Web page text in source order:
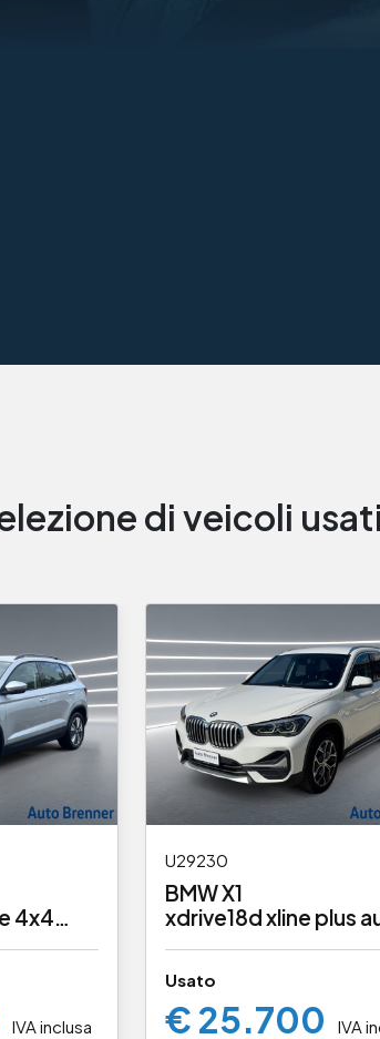
di veicoli
4x4
IVA inclusa
U29230
BMW X1
xdrive18d xline plus
Usato
€ 25.700 IVA